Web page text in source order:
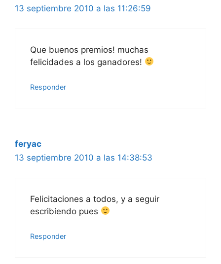
13 septiembre 2010 a las 11:26:59
Que buenos premios! muchas
felicidades a los ganadores!
Responder
feryac
13 septiembre 2010 a las 14:38:53
Felicitaciones a todos, y a seguir
escribiendo pues
Responder